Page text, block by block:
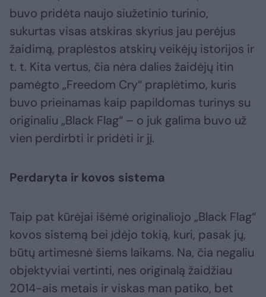
buvo pridėta naujo siužetinio turinio,
sukurtas visas atskiras skyrius jau perėjus
žaidimą, praplėstos atskirų veikėjų istorijos ir
t. t. Kita vertus, čia nėra dalies žaidėjų itin
pamėgto „Freedom Cry“ praplėtimo, kuris
buvo prieinamas kaip papildomas turinys su
originaliu „Black Flag“ – o juk galima buvo už
vien perdirbti ir pridėti ir jį.
Perdaryta ir kovos sistema
Taip pat kūrėjai išėmė originaliojo „Black Flag“
kovos sistemą bei įdėjo tokią, kuri, pasak jų,
būtų artimesnė šiems laikams. Na, čia negaliu
objektyviai vertinti, nes originalą žaidžiau
2014-ais metais ir viskas man patiko, bet